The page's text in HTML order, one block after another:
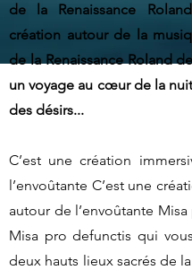
de la Renaissance
création autour de la
de la Renaissance Roland
un voyage au cœur de la
des désirs...
C’est une création
l’envoûtante C’est une
autour de l’envoûtante
Misa pro defunctis qui
deux hauts lieux sacrés de